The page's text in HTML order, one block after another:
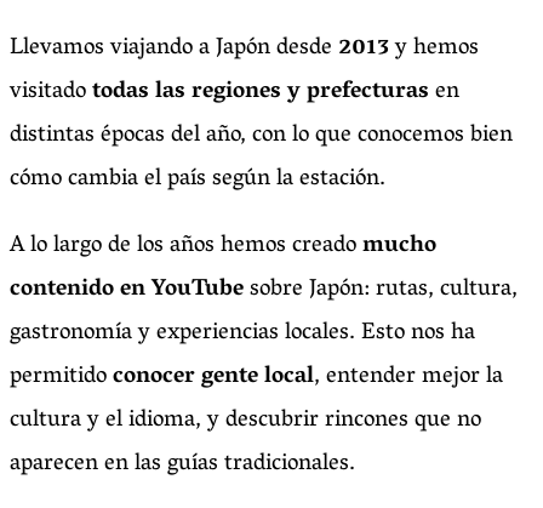
Llevamos viajando a Japón desde2013y hemos
visitadotodas las regiones y prefecturasen
distintas épocas del año, con lo que conocemos bien
cómo cambia el país según la estación.
A lo largo de los años hemos creadomucho
contenido en YouTubesobre Japón: rutas, cultura,
gastronomía y experiencias locales. Esto nos ha
permitidoconocer gente local, entender mejor la
cultura y el idioma, y descubrir rincones que no
aparecen en las guías tradicionales.